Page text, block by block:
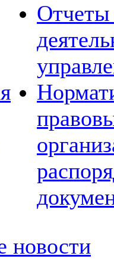
Отчеты
новости